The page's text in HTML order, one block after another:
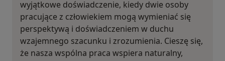
wyjątkowe doświadczenie, kiedy dwie osoby
pracujące z człowiekiem mogą wymieniać się
perspektywą i doświadczeniem w duchu
wzajemnego szacunku i zrozumienia. Cieszę się,
że nasza wspólna praca wspiera naturalny,